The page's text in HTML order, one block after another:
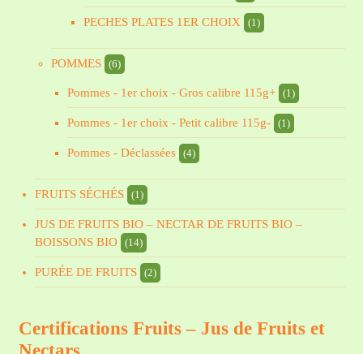
PECHES PLATES 1ER CHOIX (1)
POMMES (6)
Pommes - 1er choix - Gros calibre 115g+ (1)
Pommes - 1er choix - Petit calibre 115g- (1)
Pommes - Déclassées (4)
FRUITS SÉCHÉS (1)
JUS DE FRUITS BIO – NECTAR DE FRUITS BIO –
BOISSONS BIO
(14)
PURÉE DE FRUITS (2)
Certifications Fruits – Jus de Fruits et